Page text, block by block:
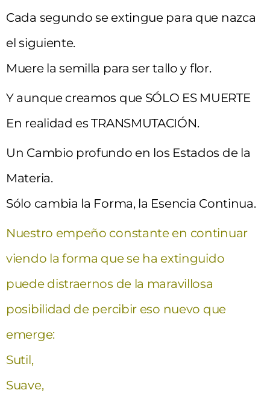
Cada segundo se extingue para que nazca
el siguiente.
Muere la semilla para ser tallo y flor.
Y aunque creamos que SÓLO ES MUERTE
En realidad es TRANSMUTACIÓN.
Un Cambio profundo en los Estados de la
Materia.
Sólo cambia la Forma, la Esencia Continua.
Nuestro empeño constante en continuar
viendo la forma que se ha extinguido
puede distraernos de la maravillosa
posibilidad de percibir eso nuevo que
emerge:
Sutil,
Suave,